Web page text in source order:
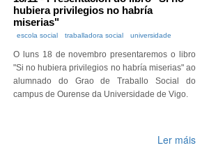
hubiera privilegios no habría
miserias"
escola social traballadora social universidade
O luns 18 de novembro presentaremos o libro
"Si no hubiera privilegios no habría miserias" ao
alumnado do Grao de Traballo Social do
campus de Ourense da Universidade de Vigo.
Ler máis